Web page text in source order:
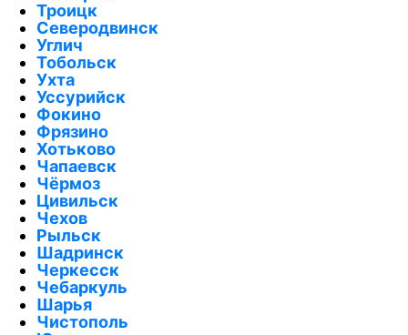
Троицк
Северодвинск
Углич
Тобольск
Ухта
Уссурийск
Фокино
Фрязино
Хотьково
Чапаевск
Чёрмоз
Цивильск
Чехов
Рыльск
Шадринск
Черкесск
Чебаркуль
Шарья
Чистополь